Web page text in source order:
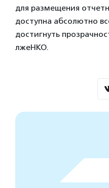
для размещения
доступна абсолютно
достигнуть
лжеНКО.